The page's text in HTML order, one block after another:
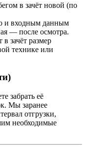
в зачёт новой (по
и входным данным
— после осмотра.
зачёт размер
технике или
забрать её
Мы заранее
отгрузки,
необходимые